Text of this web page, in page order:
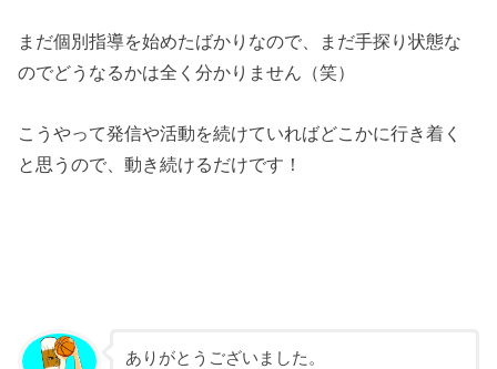
まだ個別指導を始めたばかりなので、まだ手探り状態な
のでどうなるかは全く分かりません（笑）
こうやって発信や活動を続けていればどこかに行き着く
と思うので、動き続けるだけです！
ありがとうございました。